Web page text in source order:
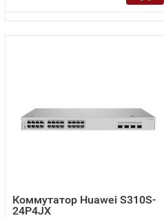
Коммутатор Huawei S310S-
24P4JX